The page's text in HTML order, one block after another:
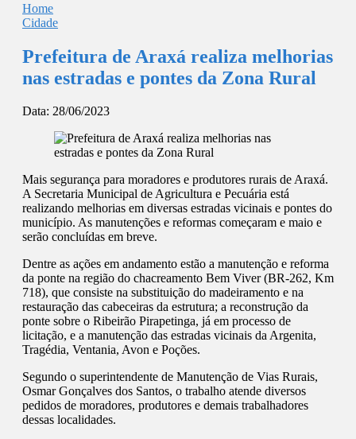
Home
Cidade
Prefeitura de Araxá realiza melhorias
nas estradas e pontes da Zona Rural
Data: 28/06/2023
Mais segurança para moradores e produtores rurais de Araxá.
A Secretaria Municipal de Agricultura e Pecuária está
realizando melhorias em diversas estradas vicinais e pontes do
município. As manutenções e reformas começaram e maio e
serão concluídas em breve.
Dentre as ações em andamento estão a manutenção e reforma
da ponte na região do chacreamento Bem Viver (BR-262, Km
718), que consiste na substituição do madeiramento e na
restauração das cabeceiras da estrutura; a reconstrução da
ponte sobre o Ribeirão Pirapetinga, já em processo de
licitação, e a manutenção das estradas vicinais da Argenita,
Tragédia, Ventania, Avon e Poções.
Segundo o superintendente de Manutenção de Vias Rurais,
Osmar Gonçalves dos Santos, o trabalho atende diversos
pedidos de moradores, produtores e demais trabalhadores
dessas localidades.